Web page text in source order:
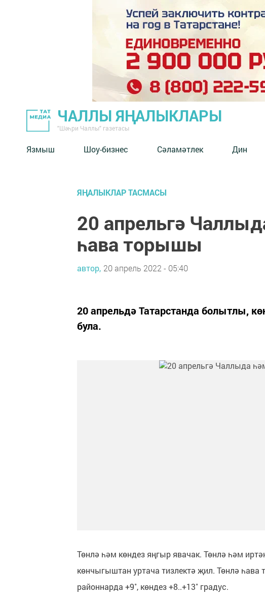
ЧАЛЛЫ ЯҢАЛЫКЛАРЫ
"Шәһри Чаллы" газетасы
Язмыш Шоу-бизнес Сәламәтлек Дин
ЯҢАЛЫКЛАР ТАСМАСЫ
20 апрельгә
һава торышы
автор, 20 апрель 2022 - 05:40
20 апрельдә Татарстанда болытлы,
була.
Төнлә һәм көндез яңгыр явачак. Төнлә һәм
көнчыгыштан уртача тизлектә җил. Төнлә һава
районнарда +9˚, көндез +8..+13˚ градус.